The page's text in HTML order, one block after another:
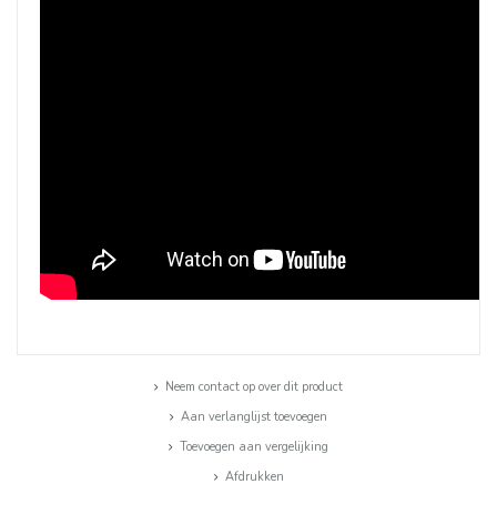
Neem contact op over dit product
Aan verlanglijst toevoegen
Toevoegen aan vergelijking
Afdrukken